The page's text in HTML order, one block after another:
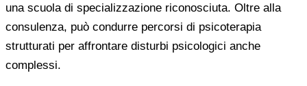
una scuola di specializzazione riconosciuta. Oltre alla
consulenza, può condurre percorsi di psicoterapia
strutturati per affrontare disturbi psicologici anche
complessi.